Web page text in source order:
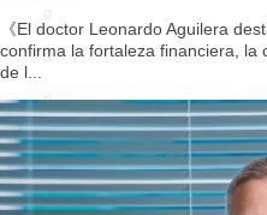
a
ti
o
n
《El doctor Leonardo Aguilera
confirma la fortaleza financiera, la
de l...